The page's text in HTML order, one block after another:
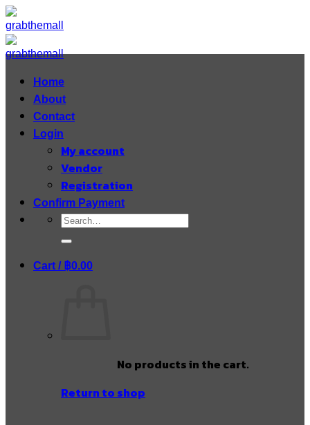
Skip
to
content
Home
About
Contact
Login
My account
Vendor
Registration
Confirm Payment
Search
for:
Cart / ฿0.00
No products in the cart.
Return to shop